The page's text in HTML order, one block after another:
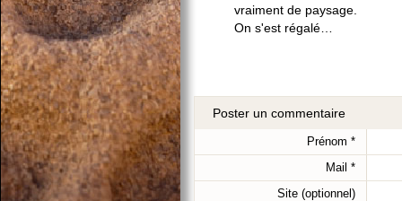
vraiment de paysage.
On s'est régalé…
Poster un commentaire
Prénom *
Mail *
Site (optionnel)